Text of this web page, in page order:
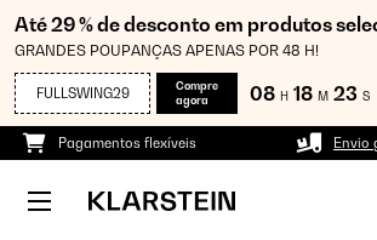
Até 29 % de desconto em produtos
GRANDES POUPANÇAS APENAS POR 48 H!
FULLSWING29
Compre
agora
08 H 18 M 23 S
Pagamentos flexíveis Envio